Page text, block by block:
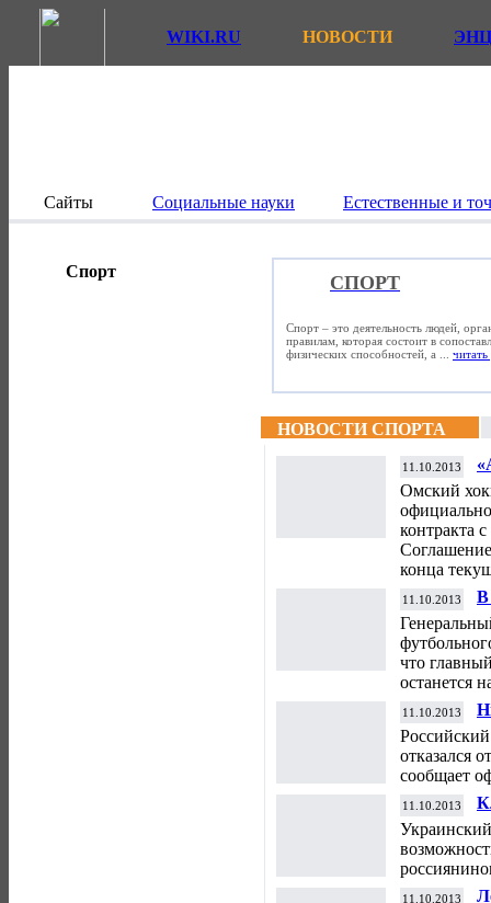
WIKI.RU НОВОСТИ
Сайты Социальные науки Естественные и
Спорт
СПОРТ
Спорт – это деятельность людей,
правилам, которая состоит в
физических способностей, а ... читать
НОВОСТИ СПОРТА
11.10.2013
Омский
контракта
конца
11.10.2013
В
что
останется
11.10.2013
отказался
сообщает
11.10.2013
11.10.2013